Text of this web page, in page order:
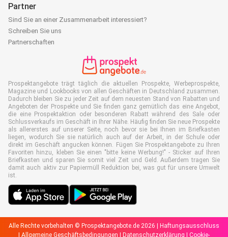
Partner
Sind Sie an einer Zusammenarbeit interessiert?
Schreiben Sie uns
Partnerschaften
Prospektangebote trägt täglich die aktuellen Prospekte, Werbeprospekte,
Magazine und Lookbooks von allen Geschäften in Deutschland zusammen.
Dadurch bleiben Sie zu jeder Zeit auf dem neuesten Stand von Rabatten und
Angeboten der Prospekte und Sie finden ganz gemütlich das eine Angebot,
die eine Prospektaktion oder besonderen Rabatt während des Sale oder
Schlussverkaufs im Geschäft in Ihrer Nähe. Häufig finden Sie neue Prospekte
als allererstes auf unserer Seite, noch bevor sie bei Ihnen im Briefkasten
liegen, wodurch Sie sie natürlich auch auf der Arbeit, in der Schule oder
direkt im Geschäft angucken können. Fügen Sie Prospektangebote zu Ihren
Favoriten hinzu, kleben Sie einen "bitte keine Werbung!" - Sticker auf Ihren
Briefkasten und sparen Sie somit viel Zeit und Geld. Außerdem tragen Sie
damit auch aktiv zur Papiermüll Reduktion bei, was gut für unsere Umwelt
ist.
Alle Rechte vorbehalten © Prospektangebote.de 2026 |
Haftungsausschluss
Allgemeine Geschäftsbedingungen Datenschutzerklärung Cookie-